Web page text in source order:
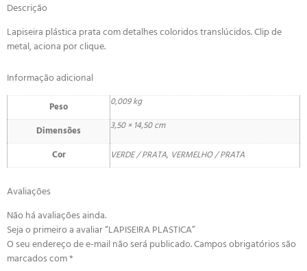
Descrição
Lapiseira plástica prata com detalhes coloridos translúcidos. Clip de
metal, aciona por clique.
Informação adicional
Peso 0,009 kg
Dimensões 3,50 × 14,50 cm
Cor VERDE / PRATA, VERMELHO / PRATA
Avaliações
Não há avaliações ainda.
Seja o primeiro a avaliar “LAPISEIRA PLASTICA”
O seu endereço de e-mail não será publicado.Campos obrigatórios são
marcados com*